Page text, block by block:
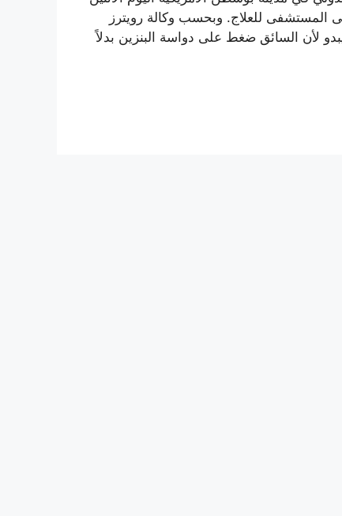
إلى المستشفى للعلاج. وبحسب وكالة رويترز
لأن السائق ضغط على دواسة البنزين بدلاً